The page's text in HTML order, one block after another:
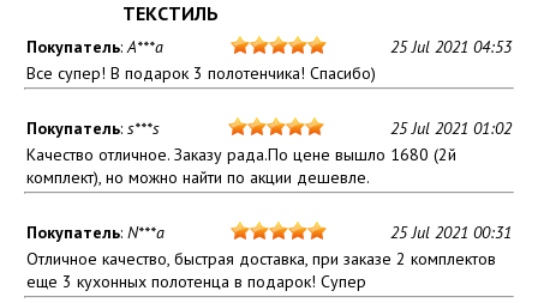
ТЕКСТИЛЬ
Покупатель:A***a
25 Jul 2021 04:53
Все супер! В подарок 3 полотенчика! Спасибо)
Покупатель: s***s
25 Jul 2021 01:02
Качество отличное. Заказу рада.По цене вышло 1680 (2й
комплект), но можно найти по акции дешевле.
Покупатель: N***a
25 Jul 2021 00:31
Отличное качество, быстрая доставка, при заказе 2 комплектов
еще 3 кухонных полотенца в подарок! Супер